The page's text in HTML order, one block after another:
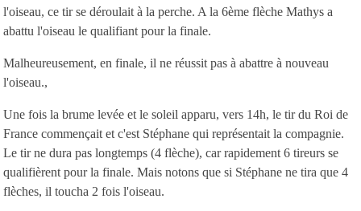
l'oiseau, ce tir se déroulait à la perche. A la 6ème flèche Mathys a
abattu l'oiseau le qualifiant pour la finale.
Malheureusement, en finale, il ne réussit pas à abattre à nouveau
l'oiseau.,
Une fois la brume levée et le soleil apparu, vers 14h, le tir du Roi de
France commençait et c'est Stéphane qui représentait la compagnie.
Le tir ne dura pas longtemps (4 flèche), car rapidement 6 tireurs se
qualifièrent pour la finale. Mais notons que si Stéphane ne tira que 4
flèches, il toucha 2 fois l'oiseau.